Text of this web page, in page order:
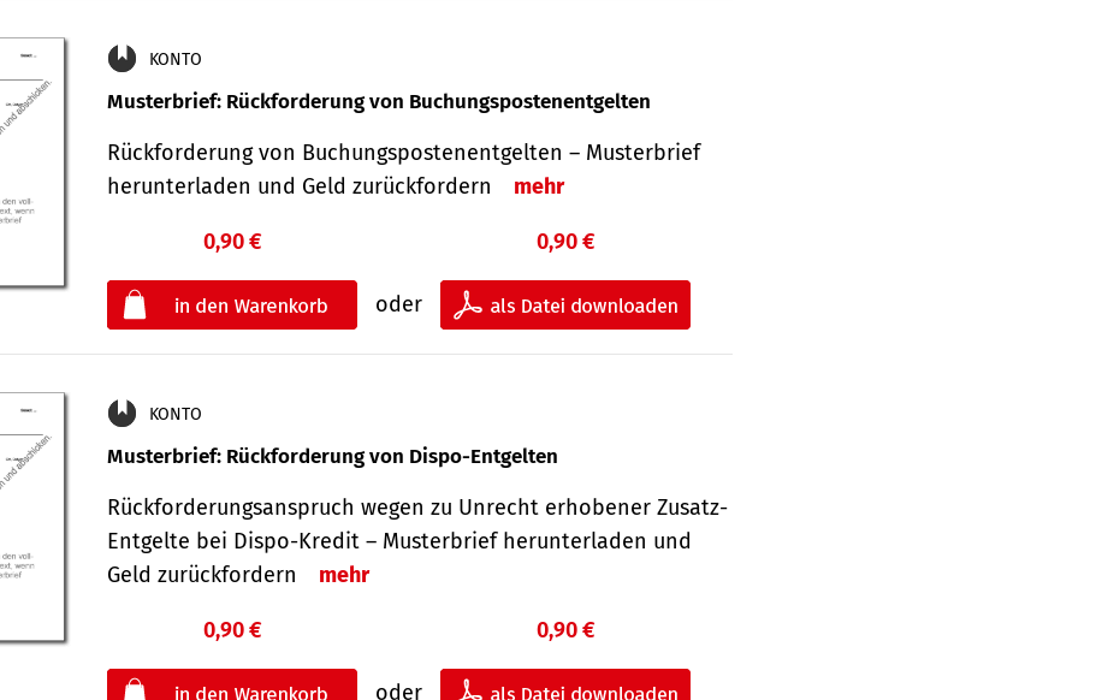
KONTO
Musterbrief: Rückforderung von Buchungspostenentgelten
Rückforderung von Buchungspostenentgelten – Musterbrief
herunterladen und Geld zurückfordern
mehr
0,90 €
oder
0,90 €
KONTO
Musterbrief: Rückforderung von Dispo-Entgelten
Rückforderungsanspruch wegen zu Unrecht erhobener Zusatz-
Entgelte bei Dispo-Kredit – Musterbrief herunterladen und
Geld zurückfordern
mehr
0,90 €
oder
0,90 €